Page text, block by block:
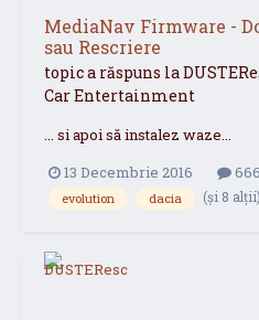
MediaNav Firmware -
sau Rescriere
topic a răspuns la
Car Entertainment
... si apoi să instalez waze...
13 Decembrie 2016
evolution dacia (și 8 alții)